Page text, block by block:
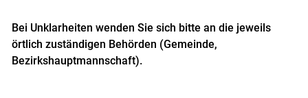
Bei Unklarheiten wenden Sie sich bitte an die jeweils
örtlich zuständigen Behörden (Gemeinde,
Bezirkshauptmannschaft).